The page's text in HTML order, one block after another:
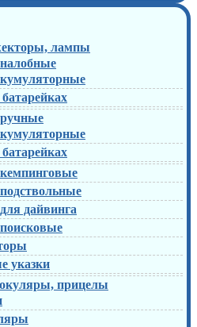
лампы
дайвинга
указки
прицелы